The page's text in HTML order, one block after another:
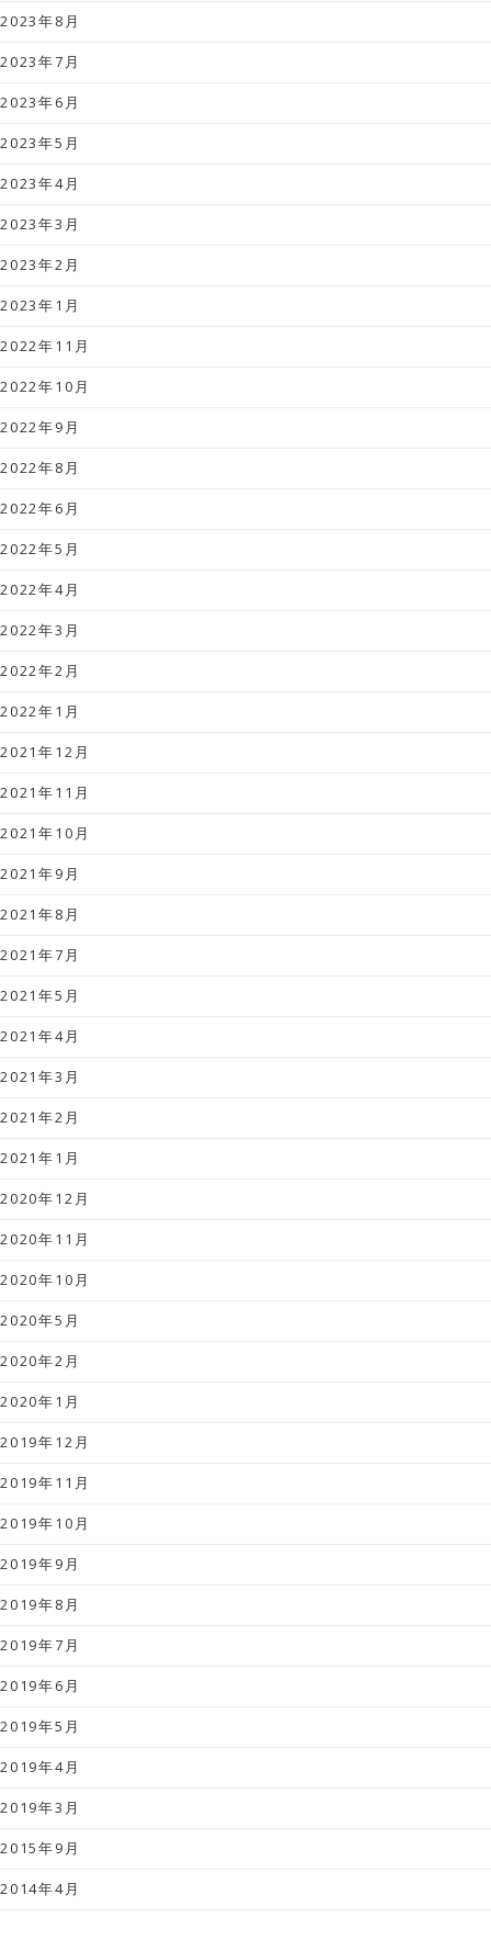
2023年8月
2023年7月
2023年6月
2023年5月
2023年4月
2023年3月
2023年2月
2023年1月
2022年11月
2022年10月
2022年9月
2022年8月
2022年6月
2022年5月
2022年4月
2022年3月
2022年2月
2022年1月
2021年12月
2021年11月
2021年10月
2021年9月
2021年8月
2021年7月
2021年5月
2021年4月
2021年3月
2021年2月
2021年1月
2020年12月
2020年11月
2020年10月
2020年5月
2020年2月
2020年1月
2019年12月
2019年11月
2019年10月
2019年9月
2019年8月
2019年7月
2019年6月
2019年5月
2019年4月
2019年3月
2015年9月
2014年4月